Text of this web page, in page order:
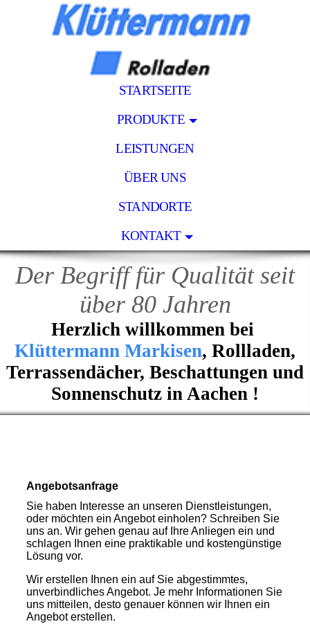
STARTSEITE
PRODUKTE
LEISTUNGEN
ÜBER UNS
STANDORTE
KONTAKT
Der Begriff für Qualität seit
über 80 Jahren
Herzlich willkommen bei
Klüttermann Markisen, Rollladen,
Terrassendächer, Beschattungen und
Sonnenschutz in Aachen !
Angebotsanfrage
Sie haben Interesse an unseren Dienstleistungen,
oder möchten ein Angebot einholen? Schreiben Sie
uns an. Wir gehen genau auf Ihre Anliegen ein und
schlagen Ihnen eine praktikable und kostengünstige
Lösung vor.
Wir erstellen Ihnen ein auf Sie abgestimmtes,
unverbindliches Angebot. Je mehr Informationen Sie
uns mitteilen, desto genauer können wir Ihnen ein
Angebot erstellen.